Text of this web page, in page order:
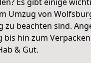
Umzug von
zu beachten sind.
bis hin zum
& Gut.